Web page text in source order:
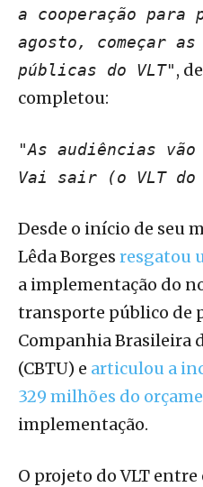
a cooperação para
agosto, começar
públicas do VLT",
completou:
"As audiências vão
Vai sair (o VLT do
Desde o início de seu
Lêda Borges resgatou
a implementação do
transporte público de
Companhia Brasileira
(CBTU) e articulou a
329 milhões do
implementação.
O projeto do VLT